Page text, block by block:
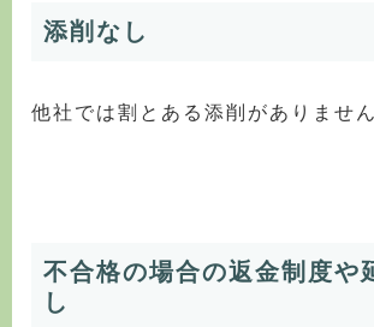
添削なし
他社では割とある添削がありません
不合格の場合の返金制度や
し